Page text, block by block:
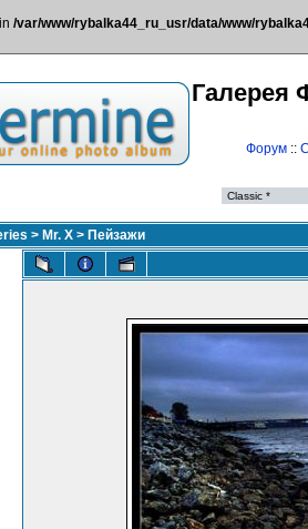
/var/www/rybalka44_ru_usr/data/www/
Галерея
Форум::
> Mr. X > Пейзажи